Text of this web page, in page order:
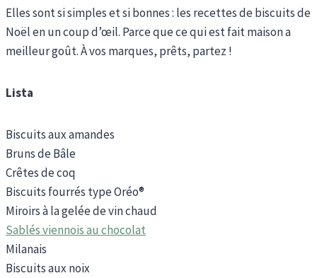
Elles sont si simples et si bonnes : les recettes de biscuits de
Noël en un coup d’œil. Parce que ce qui est fait maison a
meilleur goût. À vos marques, prêts, partez !
Lista
Biscuits aux amandes
Bruns de Bâle
Crêtes de coq
Biscuits fourrés type Oréo®
Miroirs à la gelée de vin chaud
Sablés viennois au chocolat
Milanais
Biscuits aux noix